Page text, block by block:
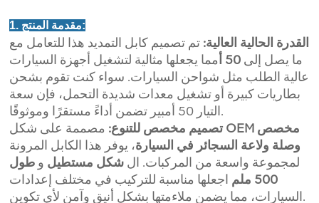
1. مقدمة المنتج:
القدرة الحالية العالية: تم تصميم كابل التمديد هذا للتعامل مع
ما يصل إلى 50 أ مما يجعلها مثالية لتشغيل أجهزة السيارات
عالية الطلب مثل شواحن السيارات. سواء كنت تقوم بشحن
بطاريات كبيرة أو تشغيل معدات شديدة التحمل، فإن سعة
التيار 50 أمبير تضمن أداءً مستقرًا وموثوقًا.
تصميم مخصص للتنوع: OEM مخصص
وصلة ولاعة السجائر في السيارة، يوفر هذا الكابل المرونة
لمجموعة واسعة من المركبات. ال شكل مستطيل و طول
500 ملم
اجعلها مناسبة للتركيب في مختلف إعدادات
السيارات، مما يضمن ملاءمتها بشكل أنيق وآمن لأي تكوين.